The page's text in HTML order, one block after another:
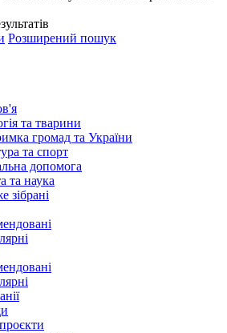
Розширений пошук
та тварини
громад та України
та спорт
допомога
та наука
зібрані